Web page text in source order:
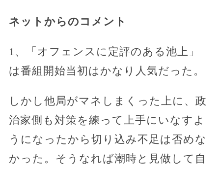
ネットからのコメント
1、「オフェンスに定評のある池上」
は番組開始当初はかなり人気だった。
しかし他局がマネしまくった上に、政
治家側も対策を練って上手にいなすよ
うになったから切り込み不足は否めな
かった。そうなれば潮時と見做して自